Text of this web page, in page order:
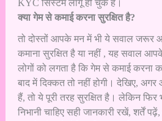
KYC सिस्टम लागू हो चुके हैं।
क्या गेम से कमाई करना सुरक्षित है?
तो दोस्तों आपके मन में भी ये सवाल जरूर
कमाना सुरक्षित है या नहीं , यह सवाल
लोगों को लगता है कि गेम से कमाई करना
बाद में दिक्कत तो नहीं होगी। देखिए,
हैं, तो ये पूरी तरह सुरक्षित है। लेकिन फिर
निभानी चाहिए सही जानकारी रखें, शर्तें